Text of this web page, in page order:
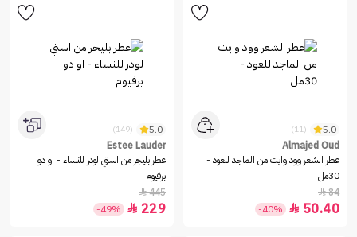
5.0
(11)
Almajed Oud
عطر الشعر وود وايت من الماجد للعود -
30مل
84

50.40

-40%
5.0
(149)
Estee Lauder
عطر بليجر من استي لودر للنساء - او دو
برفيوم
445

229

-49%